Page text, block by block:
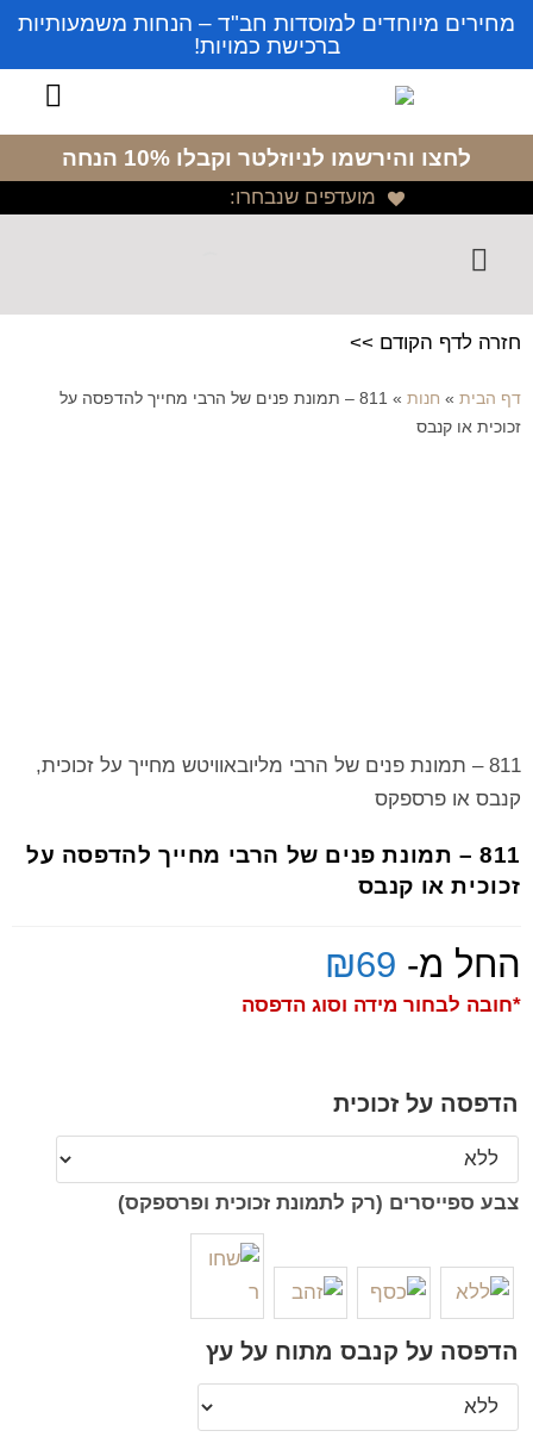
מחירים מיוחדים למוסדות חב"ד – הנחות משמעותיות
ברכישת כמויות!
לחצו והירשמו לניוזלטר וקבלו 10% הנחה
מועדפים שנבחרו:
חזרה לדף הקודם >>
דף הבית » חנות »
811 – תמונת פנים של הרבי מחייך להדפסה על
זכוכית או קנבס
811 – תמונת פנים של הרבי מליובאוויטש מחייך על זכוכית,
קנבס או פרספקס
811 – תמונת פנים של הרבי מחייך להדפסה על
זכוכית או קנבס
החל מ- ₪69
*חובה לבחור מידה וסוג הדפסה
הדפסה על זכוכית
צבע ספייסרים (רק לתמונת זכוכית ופרספקס)
הדפסה על קנבס מתוח על עץ